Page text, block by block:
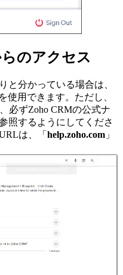
のアクセス
と分かっている場合は、
使用できます。ただし、
必ずZoho CRMの公式ナ
照するようにしてくださ
は、「 help.zoho.com 」